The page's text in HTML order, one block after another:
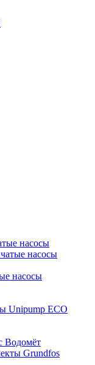
насосы
насосы
насосы
Unipump ECO
Водомёт
Grundfos